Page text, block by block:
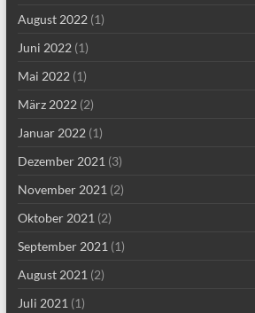
August 2022(1)
Juni 2022(1)
Mai 2022(1)
März 2022(2)
Januar 2022(1)
Dezember 2021 (3)
November 2021 (2)
Oktober 2021 (2)
September 2021 (1)
August 2021 (2)
Juli 2021 (1)